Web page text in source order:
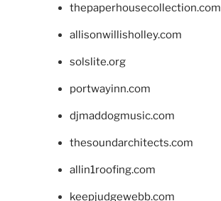
thepaperhousecollection.com
allisonwillisholley.com
solslite.org
portwayinn.com
djmaddogmusic.com
thesoundarchitects.com
allin1roofing.com
keepjudgewebb.com